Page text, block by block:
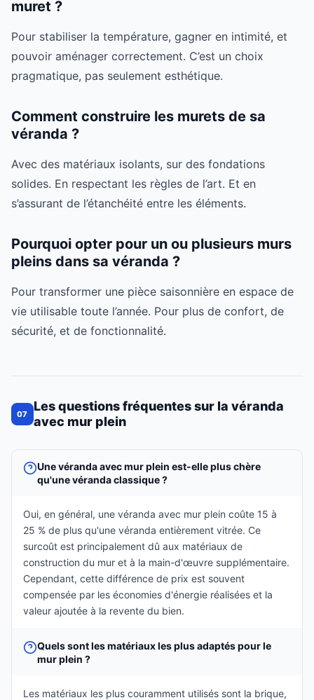
muret ?
Pour stabiliser la température, gagner en intimité, et
pouvoir aménager correctement. C’est un choix
pragmatique, pas seulement esthétique.
Comment construire les murets de sa
véranda ?
Avec des matériaux isolants, sur des fondations
solides. En respectant les règles de l’art. Et en
s’assurant de l’étanchéité entre les éléments.
Pourquoi opter pour un ou plusieurs murs
pleins dans sa véranda ?
Pour transformer une pièce saisonnière en espace de
vie utilisable toute l’année. Pour plus de confort, de
sécurité, et de fonctionnalité.
07
Les questions fréquentes sur la véranda
avec mur plein
Une véranda avec mur plein est-elle plus chère
qu'une véranda classique ?
Oui, en général, une véranda avec mur plein coûte 15 à
25 % de plus qu'une véranda entièrement vitrée. Ce
surcoût est principalement dû aux matériaux de
construction du mur et à la main-d'œuvre supplémentaire.
Cependant, cette différence de prix est souvent
compensée par les économies d'énergie réalisées et la
valeur ajoutée à la revente du bien.
Quels sont les matériaux les plus adaptés pour le
mur plein ?
Les matériaux les plus couramment utilisés sont la brique,